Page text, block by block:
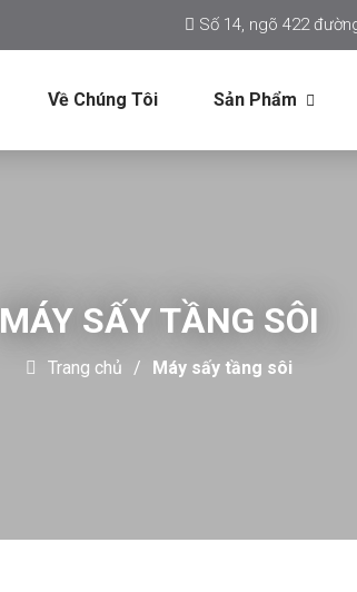
Số 14, ngõ 422
Về Chúng Tôi Sản Phẩm
MÁY SẤY TẦNG SÔI
Trang chủ Máy sấy tầng sôi